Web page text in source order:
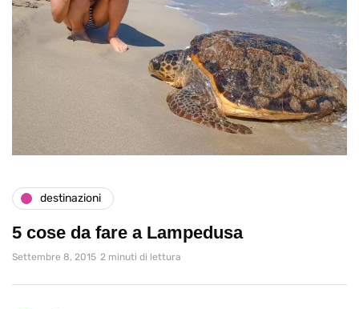
destinazioni
5 cose da fare a Lampedusa
Settembre 8, 2015 2 minuti di lettura